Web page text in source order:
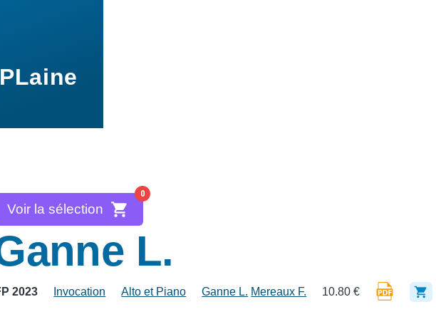
0
Voir la sélection
L.
2023 Invocation Alto et Piano Ganne L. Mereaux F. 10.80 €